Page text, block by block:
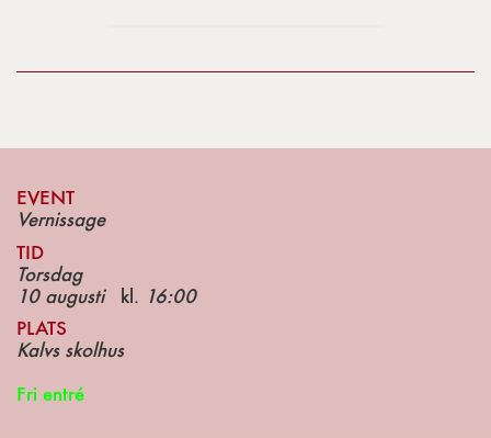
EVENT
Vernissage
TID
Torsdag
10 augustikl. 16:00
PLATS
Kalvs skolhus
Fri entré